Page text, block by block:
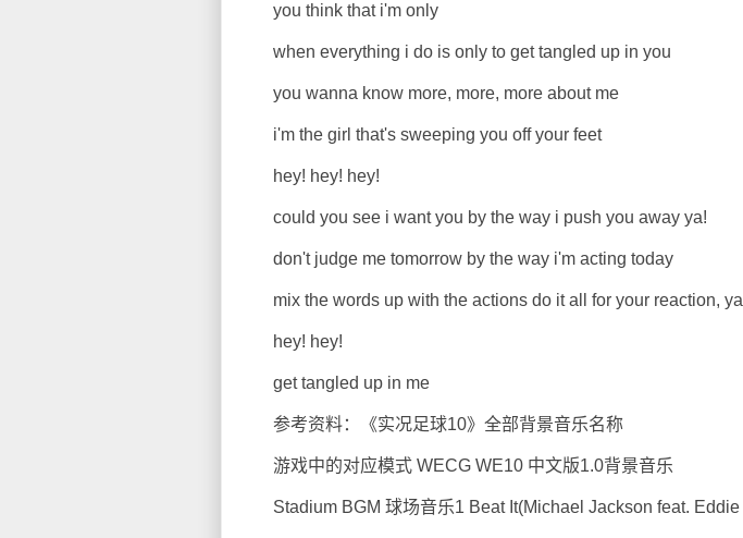
you think that i'm only
when everything i do is only to get tangled up in you
you wanna know more, more, more about me
i'm the girl that's sweeping you off your feet
hey! hey! hey!
could you see i want you by the way i push you away ya!
don't judge me tomorrow by the way i'm acting today
mix the words up with the actions do it all for your reaction,
hey! hey!
get tangled up in me
参考资料：《实况足球10》全部背景音乐名称
游戏中的对应模式 WECG WE10 中文版1.0背景音乐
Stadium BGM 球场音乐1 Beat It(Michael Jackson feat. Eddie